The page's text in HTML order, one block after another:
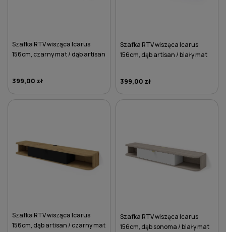
Szafka RTV wisząca Icarus
156cm, czarny mat / dąb artisan
399,00 zł
Szafka RTV wisząca Icarus
156cm, dąb artisan / biały mat
399,00 zł
Szafka RTV wisząca Icarus
156cm, dąb artisan / czarny mat
Szafka RTV wisząca Icarus
156cm, dąb sonoma / biały mat